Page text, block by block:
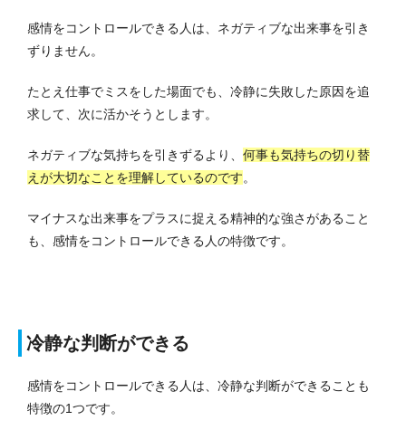
感情をコントロールできる人は、ネガティブな出来事を引き
ずりません。
たとえ仕事でミスをした場面でも、冷静に失敗した原因を追
求して、次に活かそうとします。
ネガティブな気持ちを引きずるより、 何事も気持ちの切り替
えが大切なことを理解しているのです。
マイナスな出来事をプラスに捉える精神的な強さがあること
も、感情をコントロールできる人の特徴です。
冷静な判断ができる
感情をコントロールできる人は、冷静な判断ができることも
特徴の1つです。